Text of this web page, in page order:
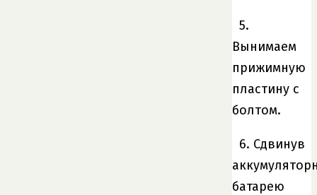
5.
Вынимаем
прижимную
пластину с
болтом.
6. Сдвинув
батарею